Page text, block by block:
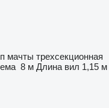
мачты трехсекционная
8 м Длина вил 1,15 м